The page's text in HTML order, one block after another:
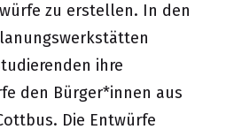
zu erstellen. In den
ihre
den Bürger*innen aus
Die Entwürfe